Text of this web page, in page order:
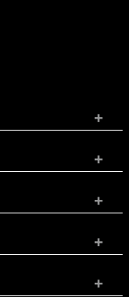
+
+
+
+
+